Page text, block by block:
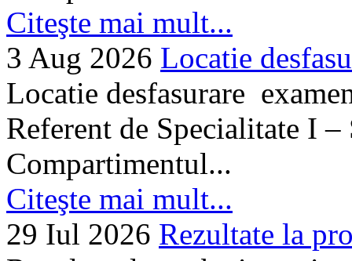
Citeşte mai mult...
3 Aug 2026 Locatie
Locatie desfasurare
Referent de Specialitate I
Compartimentul...
Citeşte mai mult...
29 Iul 2026 Rezultate la